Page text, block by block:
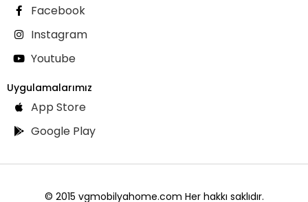
Facebook
Instagram
Youtube
Uygulamalarımız
App Store
Google Play
© 2015 vgmobilyahome.com Her hakkı saklıdır.